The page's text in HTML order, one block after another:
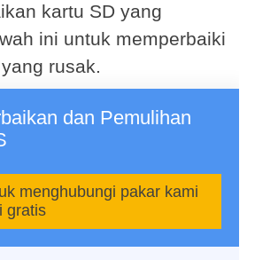
kartu SD yang
ini untuk memperbaiki
rusak.
dan Pemulihan
menghubungi pakar kami
gratis